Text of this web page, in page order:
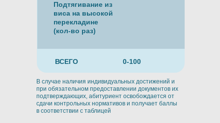
В случае наличия индивидуальных достижений и
при обязательном предоставлении документов их
подтверждающих, абитуриент освобождается от
сдачи контрольных нормативов и получает баллы
в соответствии с таблицей
Подтягивание из
виса на высокой
перекладине
(кол-во раз)
0-100
ВСЕГО